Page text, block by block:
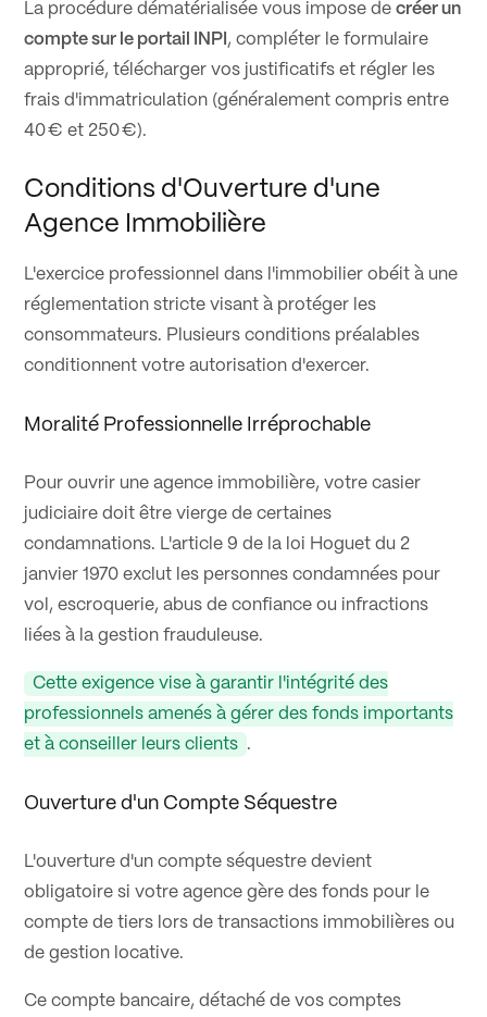
La procédure dématérialisée vous impose decréer un
compte sur le portail INPI , compléter le formulaire
approprié, télécharger vos justificatifs et régler les
frais d'immatriculation (généralement compris entre
40 € et 250 €).
Conditions d'Ouverture d'une
Agence Immobilière
L'exercice professionnel dans l'immobilier obéit à une
réglementation stricte visant à protéger les
consommateurs. Plusieurs conditions préalables
conditionnent votre autorisation d'exercer.
Moralité Professionnelle Irréprochable
Pour ouvrir une agence immobilière, votre casier
judiciaire doit être vierge de certaines
condamnations. L'article 9 de la loi Hoguet du 2
janvier 1970 exclut les personnes condamnées pour
vol, escroquerie, abus de confiance ou infractions
liées à la gestion frauduleuse.
Cette exigence vise à garantir l'intégrité des
professionnels amenés à gérer des fonds importants
et à conseiller leurs clients .
Ouverture d'un Compte Séquestre
L'ouverture d'un compte séquestre devient
obligatoire si votre agence gère des fonds pour le
compte de tiers lors de transactions immobilières ou
de gestion locative.
Ce compte bancaire, détaché de vos comptes